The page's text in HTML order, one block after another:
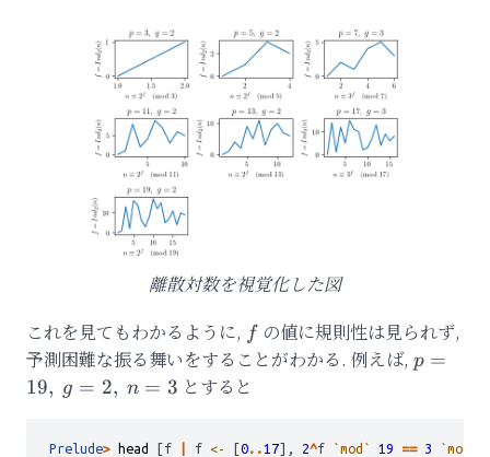
離散対数を視覚化した図
これを見てもわかるように, ff の値に規則性は見られず,
予測困難な振る舞いをすることがわかる. 例えば, p=19,\
p =
19, g = 2, n = 3 とすると
Prelude> head [f f <- [0..17], 2^f `mod` 19 == 3 `mod`